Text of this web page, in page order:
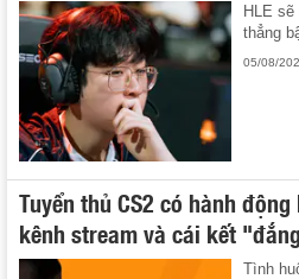
HLE
thẳng
05/08/
Tuyển thủ CS2 có hành
kênh stream và cái kết
Tình